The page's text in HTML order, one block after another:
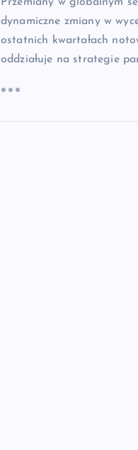
dynamiczne zmiany w
ostatnich kwartałach
oddziałuje na strategie